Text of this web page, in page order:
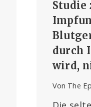
Studie
durch
wird,
Von The